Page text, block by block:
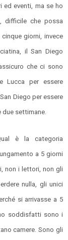
ed eventi, ma se ho
difficile che possa
giorni, invece
il San Diego
che ci sono
Lucca per essere
Diego per essere
due settimane.
è la categoria
a 5 giorni
non i lettori, non gli
nulla, gli unici
si arrivasse a 5
soddisfatti sono i
camere. Sono gli